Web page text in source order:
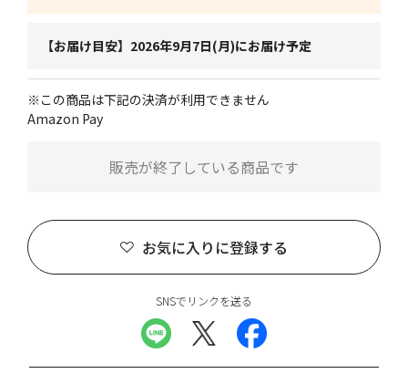
【お届け目安】2026年9月7日(月)にお届け予定
※この商品は下記の決済が利用できません
Amazon Pay
お気に入りに登録する
販売が終了している商品です
SNSでリンクを送る